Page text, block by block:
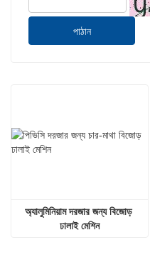
পাঠান
অ্যালুমিনিয়াম দরজার জন্য বিজোড়
ঢালাই মেশিন